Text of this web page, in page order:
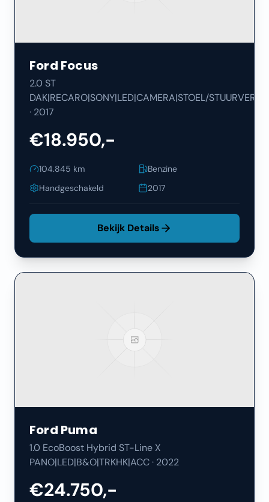
Ford Focus
2.0 ST
DAK|RECARO|SONY|LED|CAMERA|STOEL/STUURVERW|
· 2017
€18.950,-
104.845 km
Benzine
Handgeschakeld
2017
Bekijk Details
Ford Puma
1.0 EcoBoost Hybrid ST-Line X
PANO|LED|B&O|TRKHK|ACC· 2022
€24.750,-